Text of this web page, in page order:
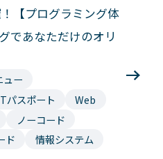
【プログラミング体
であなただけのオリ
ュー
パスポート
Web
ノーコード
ド 情報システム